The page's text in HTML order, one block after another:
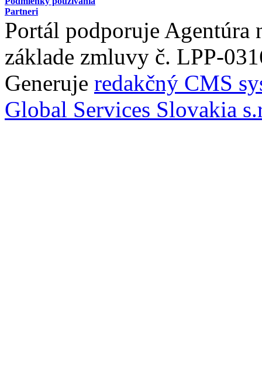
Partneri
Portál podporuje Agentúra
základe zmluvy č. LPP-
Generuje redakčný CMS
Global Services Slovakia